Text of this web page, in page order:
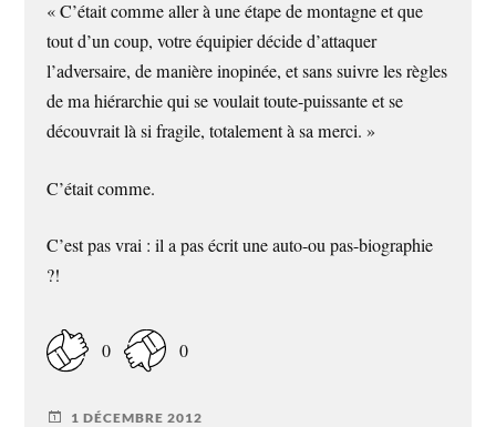
« C’était comme aller à une étape de montagne et que
tout d’un coup, votre équipier décide d’attaquer
l’adversaire, de manière inopinée, et sans suivre les règles
de ma hiérarchie qui se voulait toute-puissante et se
découvrait là si fragile, totalement à sa merci. »
C’était comme.
C’est pas vrai : il a pas écrit une auto-ou pas-biographie
?!
0 0
1 DÉCEMBRE 2012